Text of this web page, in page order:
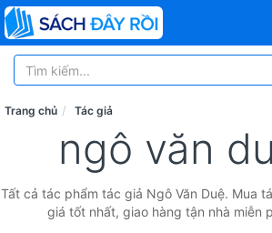
Trang chủ Tác giả
ngô văn
Tất cả tác phẩm tác giả Ngô Văn Duệ. Mua
giá tốt nhất, giao hàng tận nhà miễn